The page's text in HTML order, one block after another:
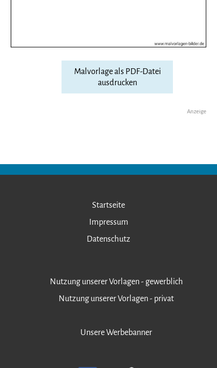
Malvorlage als PDF-Datei
ausdrucken
Anzeige
Startseite
Impressum
Datenschutz
Nutzung unserer Vorlagen - gewerblich
Nutzung unserer Vorlagen - privat
Unsere Werbebanner